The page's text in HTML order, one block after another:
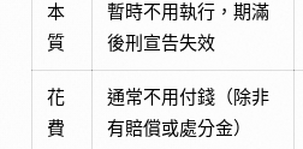
本
質
暫時不用執行，期滿
後刑宣告失效
花
費
通常不用付錢（除非
有賠償或處分金）